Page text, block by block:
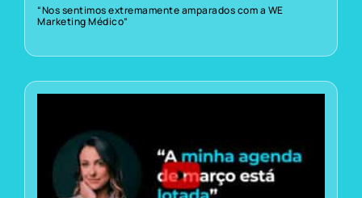
“Nos sentimos extremamente amparados com a WE
Marketing Médico”